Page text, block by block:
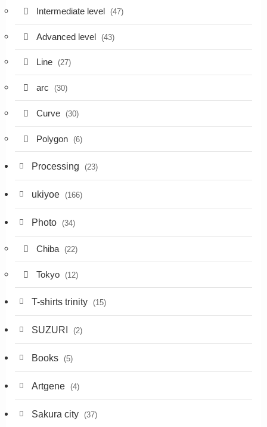
Intermediate level (47)
Advanced level (43)
Line (27)
arc (30)
Curve (30)
Polygon (6)
Processing (23)
ukiyoe (166)
Photo (34)
Chiba (22)
Tokyo (12)
T-shirts trinity (15)
SUZURI (2)
Books (5)
Artgene (4)
Sakura city (37)